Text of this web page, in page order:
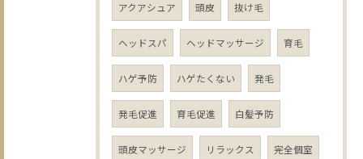
アクアシュア 頭皮 抜け毛
ヘッドスパ ヘッドマッサージ 育毛
ハゲ予防 ハゲたくない 発毛
発毛促進 育毛促進 白髪予防
頭皮マッサージ リラックス 完全個室